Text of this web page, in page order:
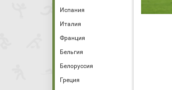
Испания
Италия
Франция
Бельгия
Белоруссия
Греция